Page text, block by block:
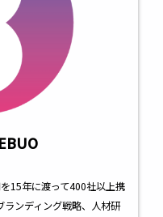
15年に渡って400社以上携
ランディング戦略、人材研